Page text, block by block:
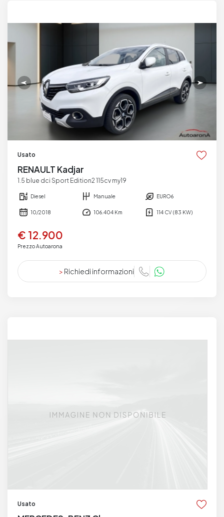
Usato
RENAULT Kadjar
1.5 blue dci Sport Edition2 115cv my19
Diesel Manuale EURO6
10/2018 106.404 Km 114 CV (83 KW)
€ 12.900
Prezzo Autoarona
> Richiedi informazioni
Usato